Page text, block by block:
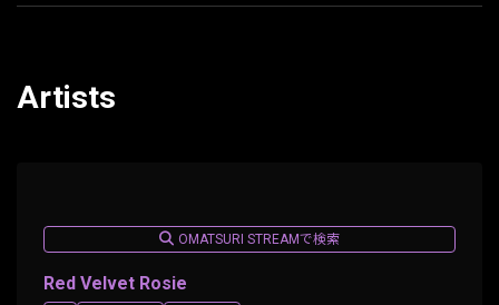
Artists
OMATSURI STREAMで検索
Red Velvet Rosie